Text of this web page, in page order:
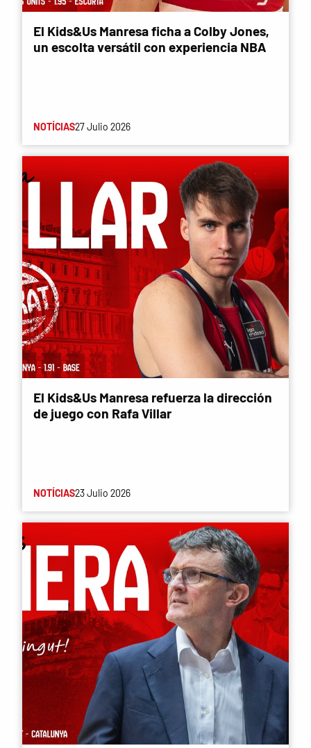
El Kids&Us Manresa ficha a Colby Jones,
un escolta versátil con experiencia NBA
NOTÍCIAS27 Julio 2026
El Kids&Us Manresa refuerza la dirección
de juego con Rafa Villar
NOTÍCIAS23 Julio 2026